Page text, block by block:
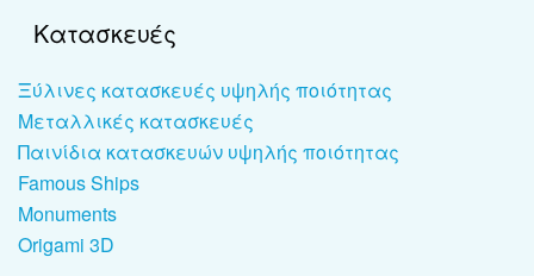
Κατασκευές
Ξύλινες κατασκευές υψηλής ποιότητας
Μεταλλικές κατασκευές
Παινίδια κατασκευών υψηλής ποιότητας
Famous Ships
Monuments
Origami 3D